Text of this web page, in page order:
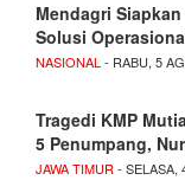
Mendagri
Solusi
NASIONAL - RABU, 5
Tragedi KMP
5 Penumpang,
JAWA TIMUR - SELASA,